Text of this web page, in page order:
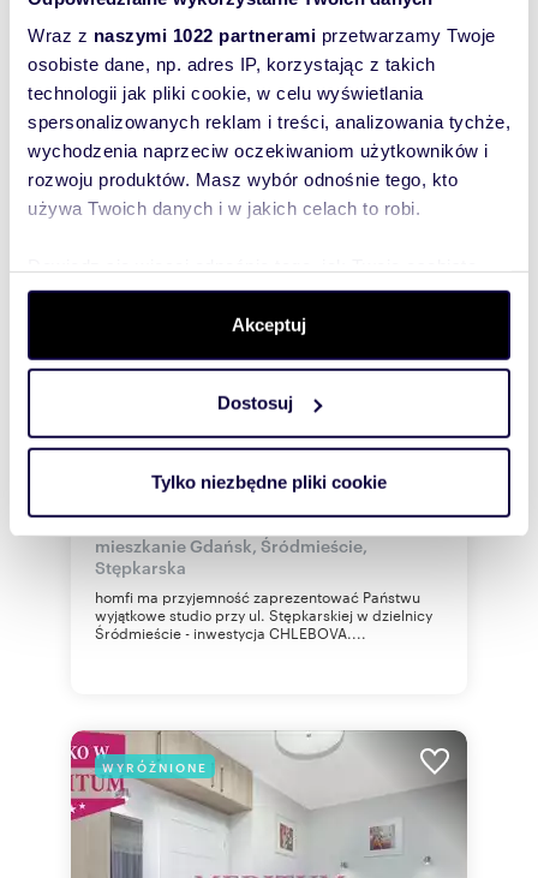
Wraz z naszymi 1022 partnerami przetwarzamy Twoje
osobiste dane, np. adres IP, korzystając z takich
technologii jak pliki cookie, w celu wyświetlania
spersonalizowanych reklam i treści, analizowania tychże,
wychodzenia naprzeciw oczekiwaniom użytkowników i
rozwoju produktów. Masz wybór odnośnie tego, kto
używa Twoich danych i w jakich celach to robi.
dane są przetwarzane oraz ustaw własne preferencje w
. W Deklaracji plików cookie możesz
zmienić lub wycofać swoją zgodę w dowolnej chwili.
Wykorzystujemy pliki cookie do spersonalizowania treści
i reklam, aby oferować funkcje społecznościowe i
korzystasz z naszej witryny, udostępniamy partnerom
Partnerzy mogą połączyć te informacje z innymi danymi
otrzymanymi od Ciebie lub uzyskanymi podczas
korzystania z ich usług.
Akceptuj
Dostosuj
Tylko niezbędne pliki cookie
WYRÓŻNIONE
zł/m
Polecam luksusowe studio z tarasem i
widokiem na Motławę
mieszkanie Gdańsk, Śródmieście,
Stępkarska
homfi ma przyjemność zaprezentować Państwu
wyjątkowe studio przy ul. Stępkarskiej w dzielnicy
Śródmieście - inwestycja CHLEBOVA....
WYRÓŻNIONE